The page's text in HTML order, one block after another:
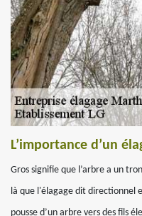
L’importance d’un
Gros signifie que l’arbre a un
là que l'élagage dit directionnel
pousse d’un arbre vers des fils